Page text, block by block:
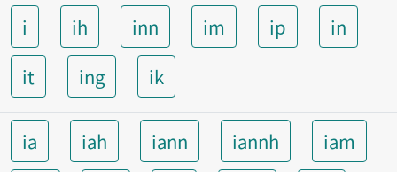
i ih inn im ip
in
it
ing ik
ia iah iann iannh
iam